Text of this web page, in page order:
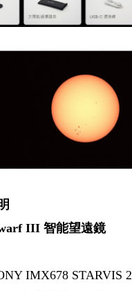
III 智能望遠鏡
IMX678 STARVIS 2